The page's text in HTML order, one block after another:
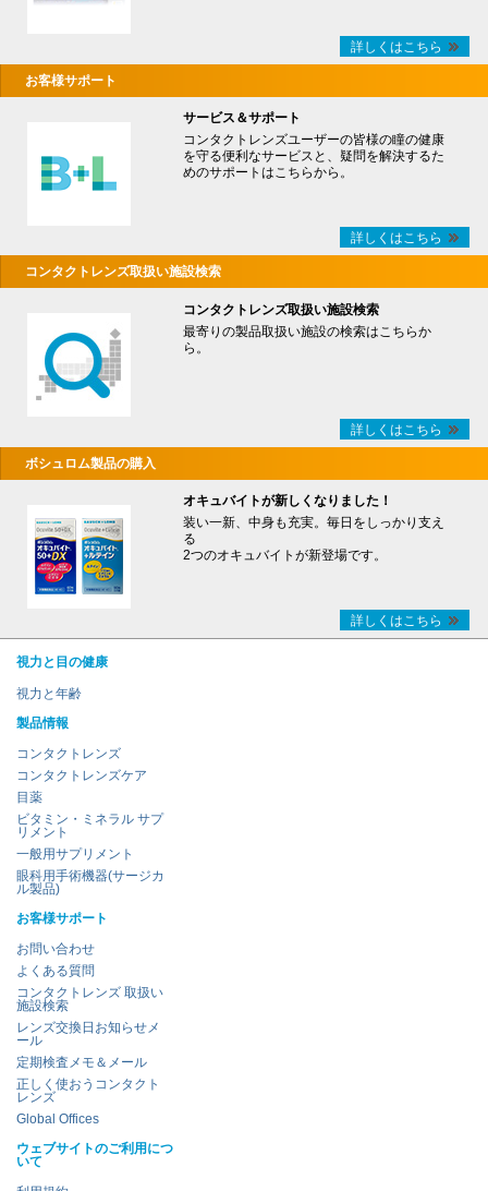
詳しくはこちら
お客様サポート
サービス＆サポート
コンタクトレンズユーザーの皆様の瞳の健康
を守る便利なサービスと、疑問を解決するた
めのサポートはこちらから。
詳しくはこちら
コンタクトレンズ取扱い施設検索
コンタクトレンズ取扱い施設検索
最寄りの製品取扱い施設の検索はこちらか
ら。
詳しくはこちら
ボシュロム製品の購入
オキュバイトが新しくなりました！
装い一新、中身も充実。毎日をしっかり支え
る
2つのオキュバイトが新登場です。
詳しくはこちら
視力と目の健康
視力と年齢
製品情報
コンタクトレンズ
コンタクトレンズケア
目薬
ビタミン・ミネラル サプ
リメント
一般用サプリメント
眼科用手術機器(サージカ
ル製品)
お客様サポート
お問い合わせ
よくある質問
コンタクトレンズ 取扱い
施設検索
レンズ交換日お知らせメ
ール
定期検査メモ＆メール
正しく使おうコンタクト
レンズ
Global Offices
ウェブサイトのご利用につ
いて